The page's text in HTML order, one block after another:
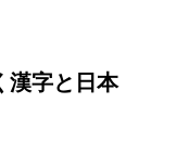
漢字と日本